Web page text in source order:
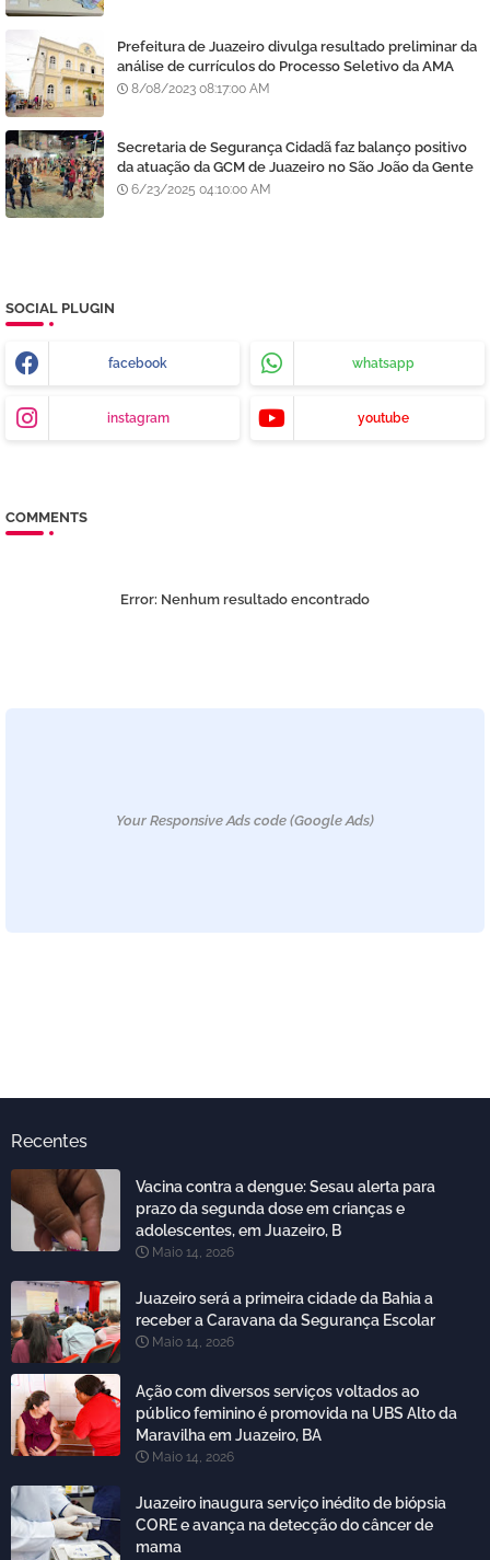
Prefeitura de Juazeiro divulga resultado preliminar da
análise de currículos do Processo Seletivo da AMA
8/08/2023 08:17:00 AM
Secretaria de Segurança Cidadã faz balanço positivo
da atuação da GCM de Juazeiro no São João da Gente
6/23/2025 04:10:00 AM
SOCIAL PLUGIN
facebook whatsapp
instagram youtube
COMMENTS
Error: Nenhum resultado encontrado
Your Responsive Ads code (Google Ads)
Recentes
Vacina contra a dengue: Sesau alerta para
prazo da segunda dose em crianças e
adolescentes, em Juazeiro, B
Maio 14, 2026
Juazeiro será a primeira cidade da Bahia a
receber a Caravana da Segurança Escolar
Maio 14, 2026
Ação com diversos serviços voltados ao
público feminino é promovida na UBS Alto da
Maravilha em Juazeiro, BA
Maio 14, 2026
Juazeiro inaugura serviço inédito de biópsia
CORE e avança na detecção do câncer de
mama